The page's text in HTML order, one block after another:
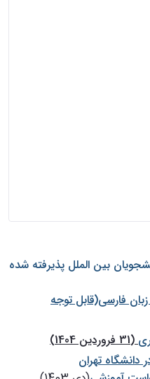
بين الملل پذيرفته شده
فارسی(قابل توجه
(31 فروردین 1404)
دانشگاه تهران